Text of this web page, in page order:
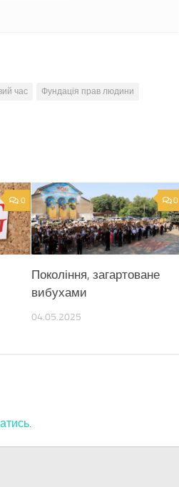
час
Фундація прав людини
0 0
Покоління, загартоване
вибухами
04.05.2025
.